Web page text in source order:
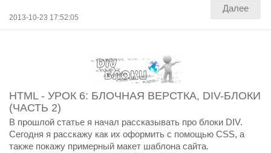
2013-10-23 17:52:05
Далее
HTML - УРОК 6: БЛОЧНАЯ ВЕРСТКА, DIV-БЛОКИ
(ЧАСТЬ 2)
В прошлой статье я начал рассказывать про блоки DIV.
Сегодня я расскажу как их оформить с помощью CSS, а
также покажу примерный макет шаблона сайта.